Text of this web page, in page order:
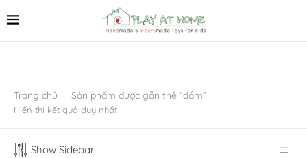
Trang chủ Sản phẩm được gắn thẻ “đầm”
Hiển thị kết quả duy nhất
Show Sidebar